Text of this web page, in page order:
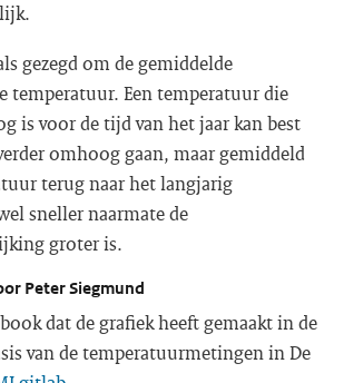
gezegd om de gemiddelde
temperatuur. Een temperatuur die
is voor de tijd van het jaar kan best
omhoog gaan, maar gemiddeld
terug naar het langjarig
sneller naarmate de
groter is.
Peter Siegmund
dat de grafiek heeft gemaakt in de
van de temperatuurmetingen in De